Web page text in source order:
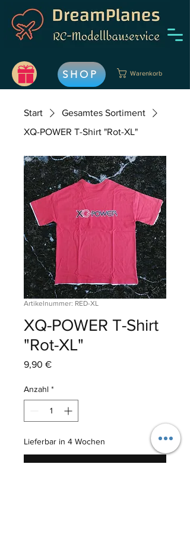
SHOP Warenkorb
Start
Gesamtes Sortiment
XQ-POWER T-Shirt "Rot-XL"
Artikelnummer: RED-XL
XQ-POWER T-Shirt
"Rot-XL"
9,90 €Preis
Anzahl *
Lieferbar in 4 Wochen
Vorbestellen